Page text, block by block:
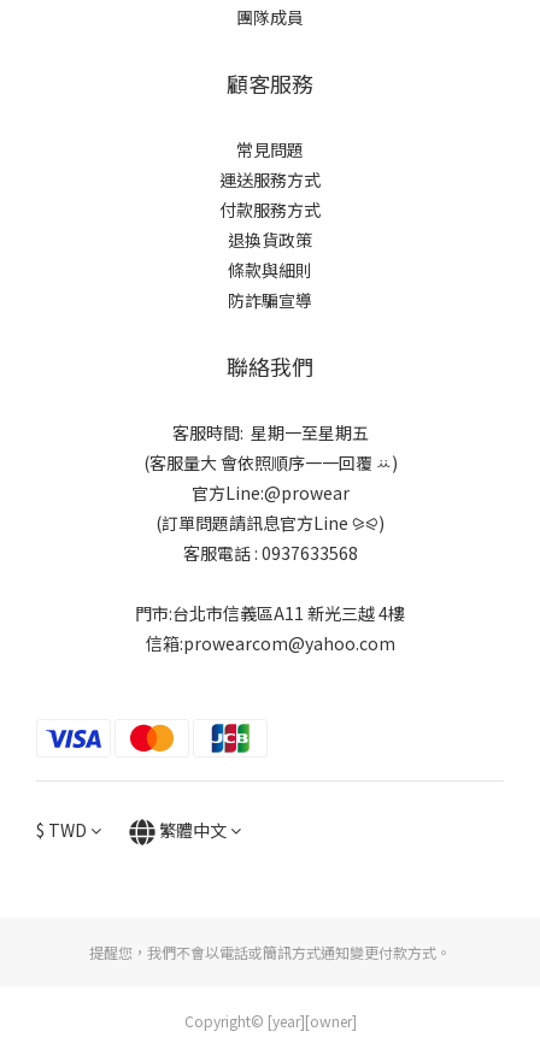
團隊成員
顧客服務
常見問題
運送服務方式
付款服務方式
退換貨政策
條款與細則
防詐騙宣導
聯絡我們
客服時間: 星期一至星期五
(客服量大 會依照順序一一回覆 ꕁ)
官方Line:@prowear
(訂單問題請訊息官方Line ⪩⪨)
客服電話 : 0937633568
門市:台北市信義區A11 新光三越 4樓
信箱:prowearcom@yahoo.com
$ TWD 繁體中文
提醒您，我們不會以電話或簡訊方式通知變更付款方式。
Copyright© [year][owner]